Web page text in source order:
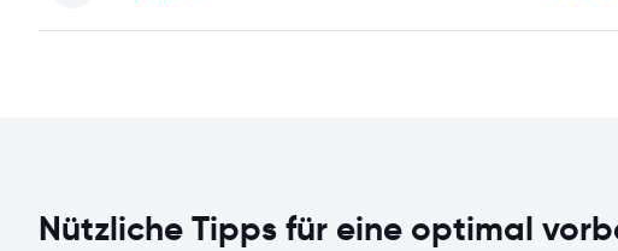
Nützliche Tipps für eine optimal